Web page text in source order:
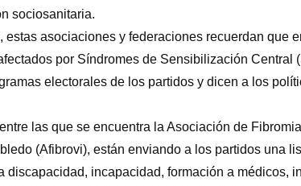
sociosanitaria.
estas asociaciones y federaciones recuerdan que
por Síndromes de Sensibilización Central
electorales de los partidos y dicen a los
las que se encuentra la Asociación de
(Afibrovi), están enviando a los partidos una
discapacidad, incapacidad, formación a médicos,